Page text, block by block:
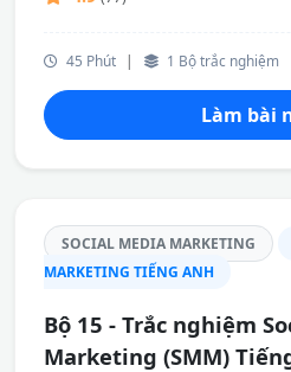
45 Phút | 1 Bộ trắc nghiệm
Làm bài
SOCIAL MEDIA MARKETING
MARKETING TIẾNG ANH
Bộ 15 - Trắc nghiệm
Marketing (SMM)